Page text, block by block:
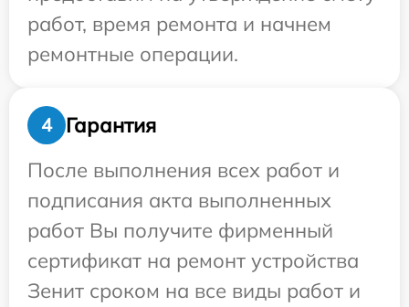
работ, время ремонта и начнем
ремонтные операции.
4
Гарантия
После выполнения всех работ и
подписания акта выполненных
работ Вы получите фирменный
сертификат на ремонт устройства
Зенит сроком на все виды работ и